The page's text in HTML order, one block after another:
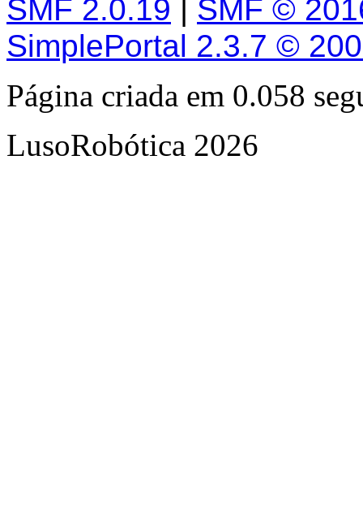
SMF 2.0.19
SMF ©
SimplePortal 2.3.7 ©
Página criada em 0.058
LusoRobótica 2026